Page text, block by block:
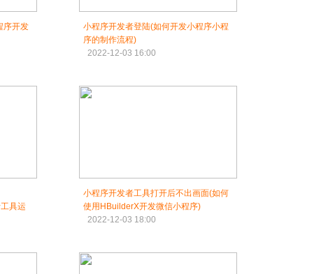
序开发
小程序开发者登陆(如何开发小程序小程
序的制作流程)
2022-12-03 16:00
具运
小程序开发者工具打开后不出画面(如何
使用HBuilderX开发微信小程序)
2022-12-03 18:00